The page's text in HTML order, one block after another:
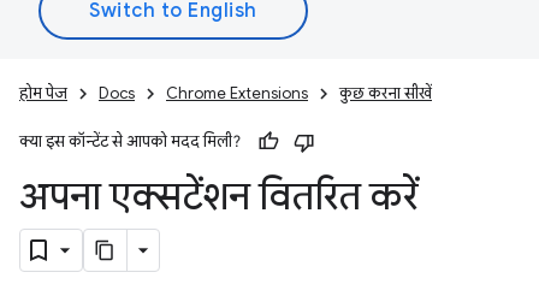
होम पेज Docs Chrome Extensions कुछ करना सीखें
क्या इस कॉन्टेंट से आपको मदद मिली?
अपना एक्सटेंशन वितरित करें